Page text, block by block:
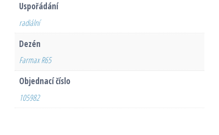
Uspořádání
radiální
Dezén
Farmax R65
Objednací číslo
105982